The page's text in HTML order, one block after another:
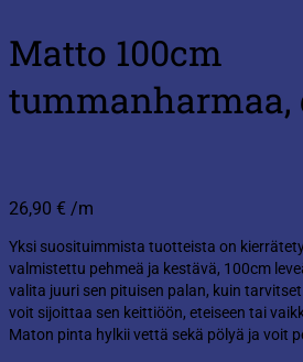
Matto 100cm
tummanharmaa,
26,90 € /m
Yksi suosituimmista tuotteista on
valmistettu pehmeä ja kestävä, 100cm
valita juuri sen pituisen palan, kuin
voit sijoittaa sen keittiöön, eteiseen tai
Maton pinta hylkii vettä sekä pölyä ja voit